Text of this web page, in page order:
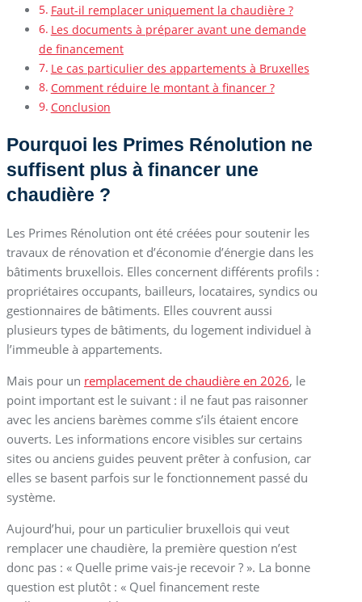
Faut-il remplacer uniquement la chaudière ?
Les documents à préparer avant une demande
de financement
Le cas particulier des appartements à Bruxelles
Comment réduire le montant à financer ?
Conclusion
Pourquoi les Primes Rénolution ne
suffisent plus à financer une
chaudière ?
Les Primes Rénolution ont été créées pour soutenir les
travaux de rénovation et d’économie d’énergie dans les
bâtiments bruxellois. Elles concernent différents profils :
propriétaires occupants, bailleurs, locataires, syndics ou
gestionnaires de bâtiments. Elles couvrent aussi
plusieurs types de bâtiments, du logement individuel à
l’immeuble à appartements.
Mais pour un remplacement de chaudière en 2026, le
point important est le suivant : il ne faut pas raisonner
avec les anciens barèmes comme s’ils étaient encore
ouverts. Les informations encore visibles sur certains
sites ou anciens guides peuvent prêter à confusion, car
elles se basent parfois sur le fonctionnement passé du
système.
Aujourd’hui, pour un particulier bruxellois qui veut
remplacer une chaudière, la première question n’est
donc pas : « Quelle prime vais-je recevoir ? ». La bonne
question est plutôt : « Quel financement reste